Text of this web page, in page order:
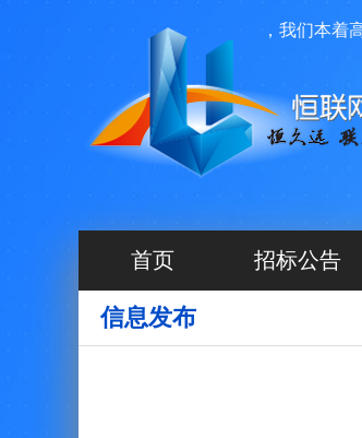
技有限公司投资运营管理，我们本着高效
首页 招标公告
信息发布